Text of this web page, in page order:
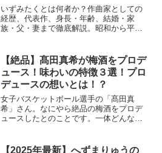
代表作まとめ】
いずみたくとは何者か？作曲家としての
経歴、代表作、身長・年齢、結婚・家
族・父・妻まで徹底解説。昭和から平成
【絶品】髙田真希が梅酒をプロデ
ュース！味わいの特徴３選！プロ
デュースの想いとは！？
女子バスケットボール選手の「髙田真
希」さん。なにやら絶品の梅酒をプロデ
ュースしたとのことです。一体どんな味
酒について、「味わいの特徴」と「プロ
【2025年最新】へずまりゅうの